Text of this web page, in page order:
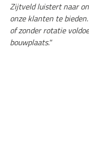
Zijtveld luistert naar
onze klanten te
of zonder rotatie
bouwplaats."